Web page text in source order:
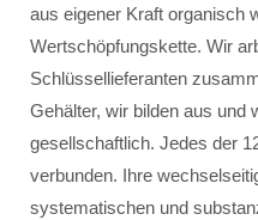
aus eigener Kraft organisch
Wertschöpfungskette. Wir
Schlüssellieferanten
Gehälter, wir bilden aus und
gesellschaftlich. Jedes der
verbunden. Ihre
systematischen und